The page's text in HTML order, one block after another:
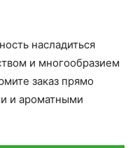
насладиться
и многообразием
заказ прямо
и ароматными